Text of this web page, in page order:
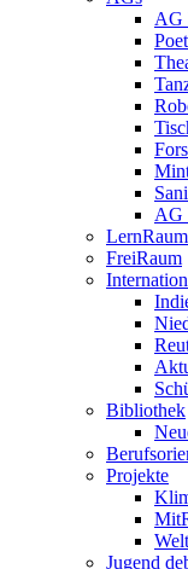
AG
AG
FreiRaum
Bibliothek
Projekte
Jugend